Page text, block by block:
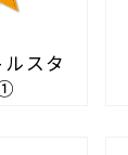
スタ